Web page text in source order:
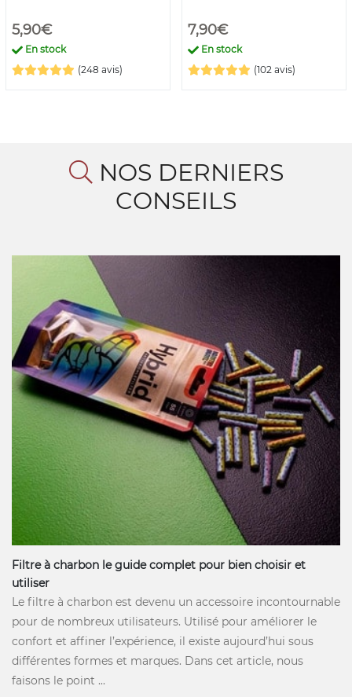
5,90€
En stock
(248 avis)
7,90€
En stock
(102 avis)
NOS DERNIERS
CONSEILS
Filtre à charbon le guide complet pour bien choisir et
utiliser
Le filtre à charbon est devenu un accessoire incontournable
pour de nombreux utilisateurs. Utilisé pour améliorer le
confort et affiner l’expérience, il existe aujourd’hui sous
différentes formes et marques. Dans cet article, nous
faisons le point ...